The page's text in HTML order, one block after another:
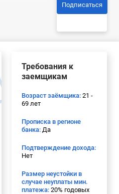
Подписаться
Требования к
заемщикам
Возраст заёмщика: 21 -
69 лет
Прописка в регионе
банка: Да
Подтверждение дохода:
Нет
Размер неустойки в
случае неуплаты мин.
платежа: 20% годовых